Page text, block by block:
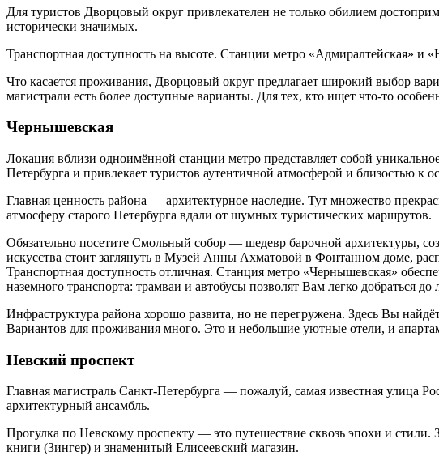
Для туристов Дворцовый округ привлекателен не только обилием
исторически значимых.
Транспортная доступность на высоте. Станции метро «Адмиралтейская»
Что касается проживания, Дворцовый округ предлагает широкий выбор
магистрали есть более доступные варианты. Для тех, кто ищет что-то
Чернышевская
Локация вблизи одноимённой станции метро представляет собой
Петербурга и привлекает туристов аутентичной атмосферой и близостью к
Главная ценность района — архитектурное наследие. Тут множество
атмосферу старого Петербурга вдали от шумных туристических маршрутов.
Обязательно посетите Смольный собор — шедевр барочной архитектуры,
искусства стоит заглянуть в Музей Анны Ахматовой в Фонтанном доме,
Транспортная доступность отличная. Станция метро «Чернышевская»
наземного транспорта: трамваи и автобусы позволят Вам легко добраться
Инфраструктура района хорошо развита, но не перегружена. Здесь Вы
Вариантов для проживания много. Это и небольшие уютные отели, и
Невский проспект
Главная магистраль Санкт-Петербурга — пожалуй, самая известная улица
архитектурный ансамбль.
Прогулка по Невскому проспекту — это путешествие сквозь эпохи и
книги (Зингер) и знаменитый Елисеевский магазин.